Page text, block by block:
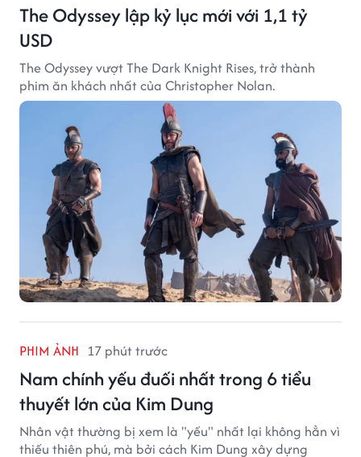
The Odyssey lập kỷ lục mới với 1,1 tỷ
USD
The Odyssey vượt The Dark Knight Rises, trở thành
phim ăn khách nhất của Christopher Nolan.
PHIM ẢNH 17 phút trước
Nam chính yếu đuối nhất trong 6 tiểu
thuyết lớn của Kim Dung
Nhân vật thường bị xem là "yếu" nhất lại không hẳn vì
thiếu thiên phú, mà bởi cách Kim Dung xây dựng